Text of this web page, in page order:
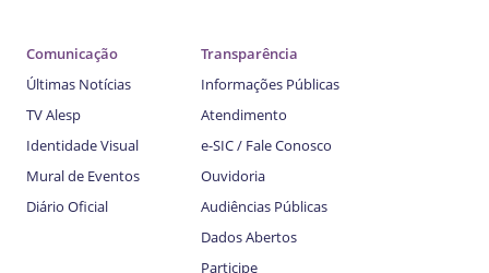
Comunicação
Últimas Notícias
TV Alesp
Identidade Visual
Mural de Eventos
Diário Oficial
Transparência
Informações Públicas
Atendimento
e-SIC / Fale Conosco
Ouvidoria
Audiências Públicas
Dados Abertos
Participe